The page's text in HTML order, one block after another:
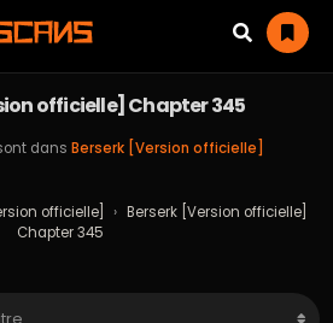
officielle] Chapter 345
dans Berserk [Version officielle]
officielle] › Berserk [Version officielle]
Chapter 345